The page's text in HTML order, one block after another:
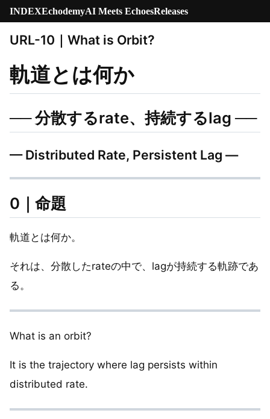
INDEXEchodemyAI Meets EchoesReleases
URL-10｜What is Orbit?
軌道とは何か
── 分散するrate、持続するlag ──
— Distributed Rate, Persistent Lag —
0｜命題
軌道とは何か。
それは、分散したrateの中で、lagが持続する軌跡であ
る。
What is an orbit?
It is the trajectory where lag persists within
distributed rate.